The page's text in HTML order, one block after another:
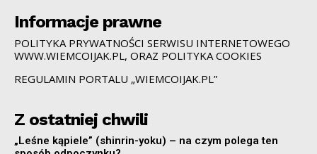
Informacje prawne
POLITYKA PRYWATNOŚCI SERWISU INTERNETOWEGO
WWW.WIEMCOIJAK.PL, ORAZ POLITYKA COOKIES
REGULAMIN PORTALU „WIEMCOIJAK.PL”
Z ostatniej chwili
„Leśne kąpiele” (shinrin-yoku) – na czym polega ten